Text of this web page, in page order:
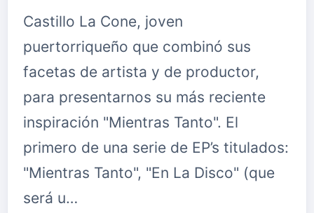
Castillo La Cone, joven
puertorriqueño que combinó sus
facetas de artista y de productor,
para presentarnos su más reciente
inspiración "Mientras Tanto". El
primero de una serie de EP’s titulados:
"Mientras Tanto", "En La Disco" (que
será u…